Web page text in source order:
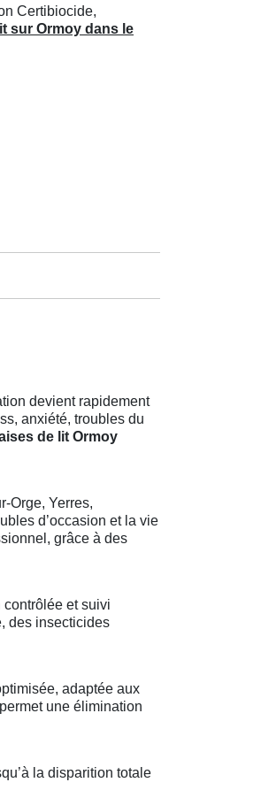
Certibiocide,
sur Ormoy dans le
devient rapidement
anxiété, troubles du
de lit Ormoy
Orge, Yerres,
d’occasion et la vie
grâce à des
et suivi
des insecticides
adaptée aux
permet une élimination
la disparition totale